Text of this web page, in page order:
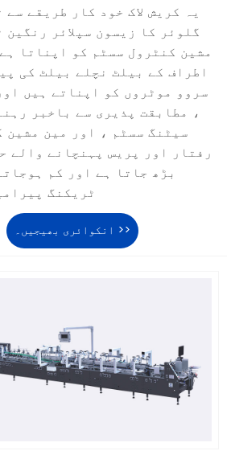
یہ کریش لاک خود کار طریقے
گلوئر کا زیسون سپلائر
مشین کنٹرول سسٹم کو اپناتا
اطراف کے بیلٹ نچلے بیلٹ کی
سروو موٹروں کو اپناتے ہیں
، مطابقت پذیری سے باخبر
سیٹنگ سسٹم ، اور مین مشین
رفتار اور پریس پہنچانے والے
بڑھ جاتا ہے اور کم
ٹریکنگ
انکوائری بھیجیں۔ >>